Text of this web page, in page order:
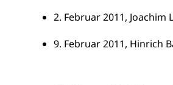
2. Februar 2011,
9. Februar 2011, Hinrich